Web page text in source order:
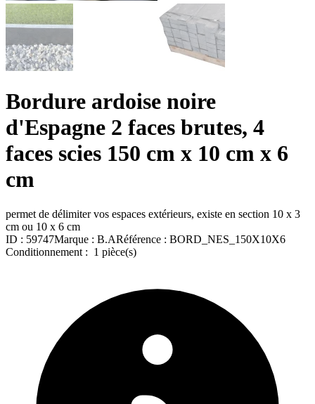
Bordure ardoise noire
d'Espagne 2 faces brutes, 4
faces scies 150 cm x 10 cm x 6
cm
permet de délimiter vos espaces extérieurs, existe en section 10 x 3
cm ou 10 x 6 cm
ID : 59747Marque : B.ARéférence : BORD_NES_150X10X6
Conditionnement : 1 pièce(s)